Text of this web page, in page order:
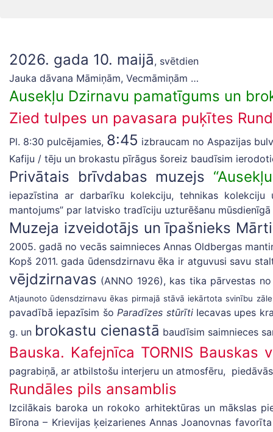
2026. gada 10. maijā, svētdien
Jauka dāvana Māmiņām, Vecmāmiņām …
Ausekļu Dzirnavu pamatīgums un
Zied tulpes un pavasara puķītes
Pl. 8:30 pulcējamies, 8:45 izbraucam no Aspazijas
Kafiju / tēju un brokastu pīrāgus šoreiz baudīsim
Privātais brīvdabas muzejs
iepazīstina ar darbarīku kolekciju, tehnikas kolekciju
mantojums” par latvisko tradīciju uzturēšanu
Muzeja izveidotājs un īpašnieks
2005. gadā no vecās saimnieces Annas Oldbergas
Kopš 2011. gada ūdensdzirnavu ēka ir atguvusi savu
vējdzirnavas (ANNO 1926), kas tika pārvestas
Atjaunoto ūdensdzirnavu ēkas pirmajā stāvā iekārtota svinību
pavadībā iepazīsim šoParadīzes stūrītiIecavas upes
g. un brokastu cienastā baudīsim saimnieces
Bauska. Kafejnīca TORNIS Bauskas
pagrabiņā, ar atbilstošu interjeru un atmosfēru,
Rundāles pils ansamblis
Izcilākais baroka un rokoko arhitektūras un mākslas
Bīrona – Krievijas ķeizarienes Annas Joanovnas